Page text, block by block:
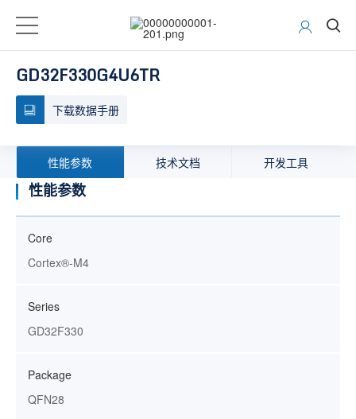
GD32F330G4U6TR
下载数据手册
性能参数 技术文档 开发工具
性能参数
Core
Cortex®-M4
Series
GD32F330
Package
QFN28